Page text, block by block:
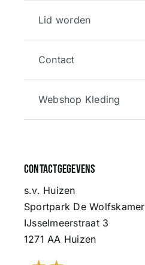
Lid worden
Contact
Webshop Kleding
Contactgegevens
s.v. Huizen
Sportpark De Wolfskamer
IJsselmeerstraat 3
1271 AA Huizen